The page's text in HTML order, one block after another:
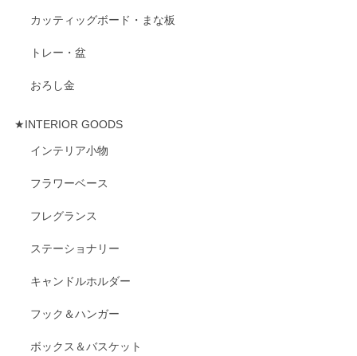
カッティッグボード・まな板
トレー・盆
おろし金
★INTERIOR GOODS
インテリア小物
フラワーベース
フレグランス
ステーショナリー
キャンドルホルダー
フック＆ハンガー
ボックス＆バスケット